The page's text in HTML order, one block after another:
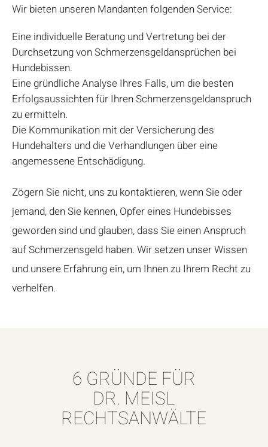
Wir bieten unseren Mandanten folgenden Service:
Eine individuelle Beratung und Vertretung bei der
Durchsetzung von Schmerzensgeldansprüchen bei
Hundebissen.
Eine gründliche Analyse Ihres Falls, um die besten
Erfolgsaussichten für Ihren Schmerzensgeldanspruch
zu ermitteln.
Die Kommunikation mit der Versicherung des
Hundehalters und die Verhandlungen über eine
angemessene Entschädigung.
Zögern Sie nicht, uns zu kontaktieren, wenn Sie oder
jemand, den Sie kennen, Opfer eines Hundebisses
geworden sind und glauben, dass Sie einen Anspruch
auf Schmerzensgeld haben. Wir setzen unser Wissen
und unsere Erfahrung ein, um Ihnen zu Ihrem Recht zu
verhelfen.
6 GRÜNDE FÜR
DR. MEISL
RECHTSANWÄLTE